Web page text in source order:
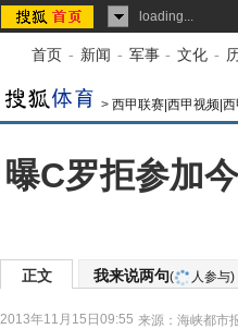
loading...
首页 - 新闻 - 军事 - 文化 -
> 西甲联赛|西甲视频|
曝C罗拒参加
正文 我来说两句( 人参与)
2013年11月15日09:55 来源： 海峡都市